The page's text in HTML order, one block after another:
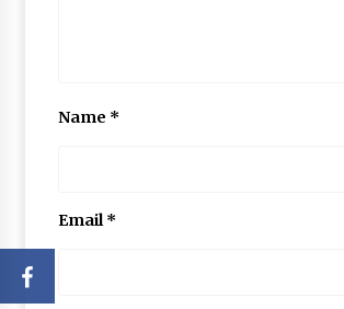
Name *
Email*